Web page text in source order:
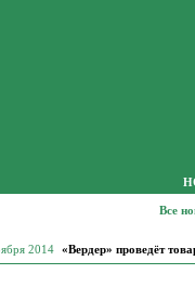
Все
2014 «Вердер» проведёт